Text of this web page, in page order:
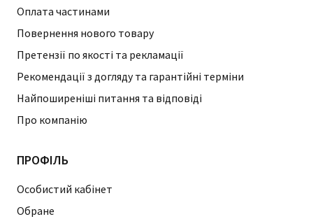
Оплата частинами
Повернення нового товару
Претензії по якості та рекламації
Рекомендації з догляду та гарантійні терміни
Найпоширеніші питання та відповіді
Про компанію
ПРОФІЛЬ
Особистий кабінет
Обране